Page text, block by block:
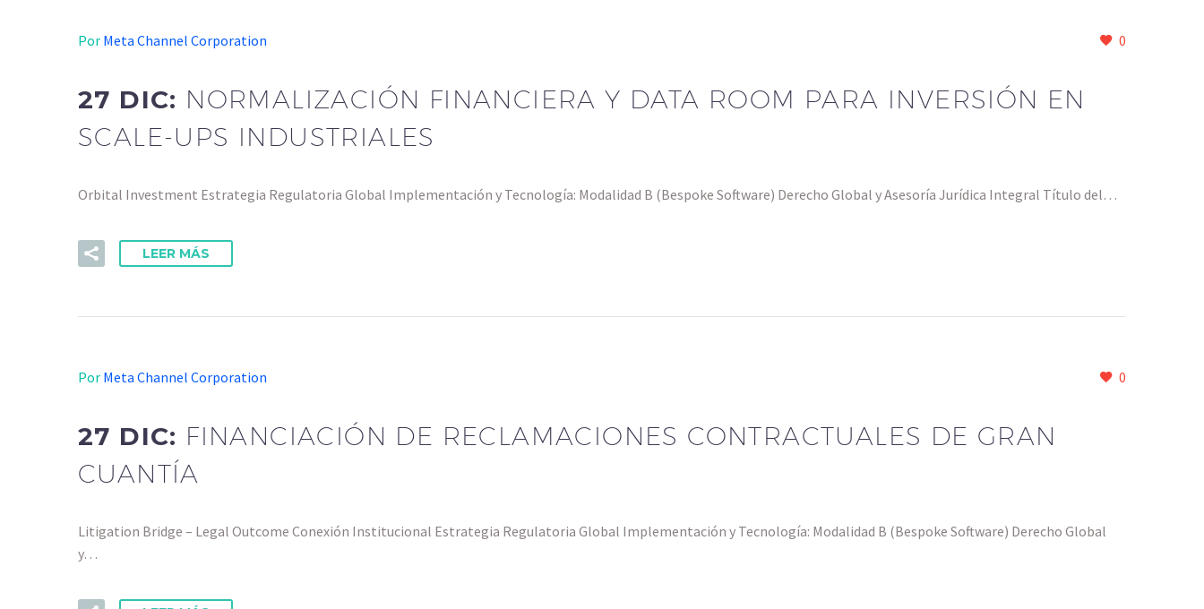
0
Por Meta Channel Corporation
27 DIC: NORMALIZACIÓN FINANCIERA Y DATA ROOM PARA INVERSIÓN EN
SCALE-UPS INDUSTRIALES
Orbital Investment Estrategia Regulatoria Global Implementación y Tecnología: Modalidad B (Bespoke Software) Derecho Global y Asesoría Jurídica Integral Título del…
LEER MÁS
0
Por Meta Channel Corporation
27 DIC: FINANCIACIÓN DE RECLAMACIONES CONTRACTUALES DE GRAN
CUANTÍA
Litigation Bridge – Legal Outcome Conexión Institucional Estrategia Regulatoria Global Implementación y Tecnología: Modalidad B (Bespoke Software) Derecho Global
y…